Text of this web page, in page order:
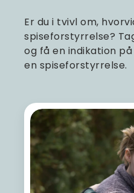
Er du i tvivl om,
spiseforstyrrelse?
og få en indikation
en spiseforstyrrelse.